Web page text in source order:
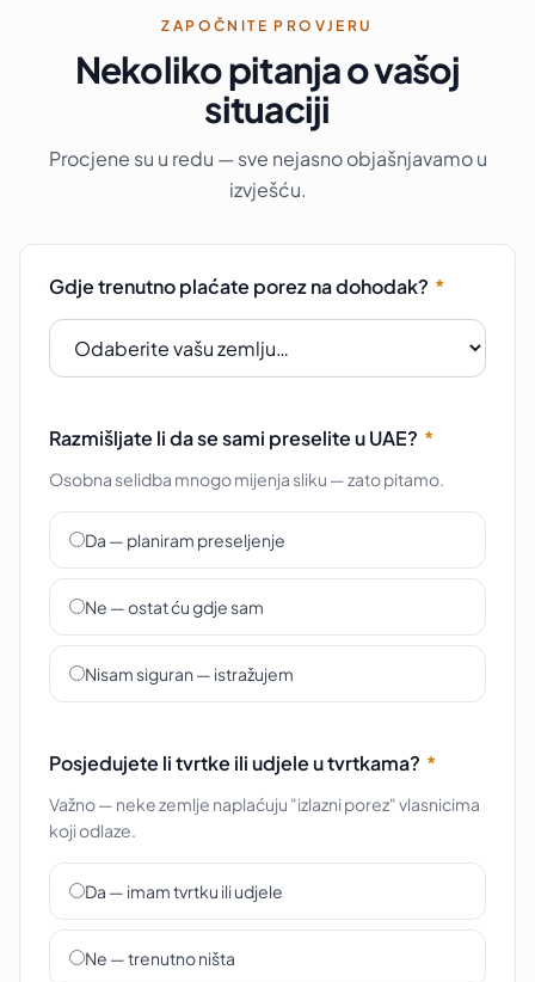
ZAPOČNITE PROVJERU
Nekoliko pitanja o vašoj
situaciji
Procjene su u redu — sve nejasno objašnjavamo u
izvješću.
Gdje trenutno plaćate porez na dohodak? *
Razmišljate li da se sami preselite u UAE? *
Osobna selidba mnogo mijenja sliku — zato pitamo.
Da — planiram preseljenje
Ne — ostat ću gdje sam
Nisam siguran — istražujem
Posjedujete li tvrtke ili udjele u tvrtkama? *
Važno — neke zemlje naplaćuju "izlazni porez" vlasnicima
koji odlaze.
Da — imam tvrtku ili udjele
Ne — trenutno ništa